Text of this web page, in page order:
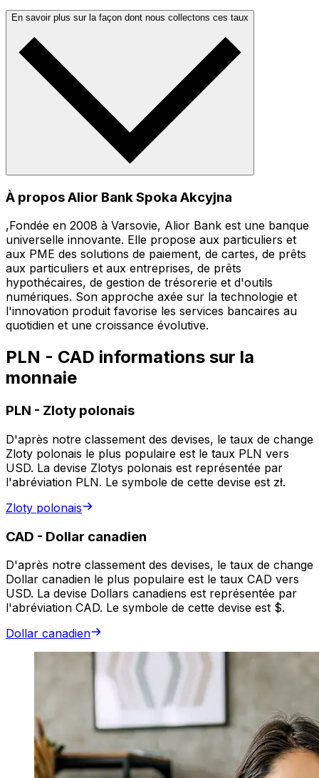
En savoir plus sur la façon dont nous collectons ces taux
À propos Alior Bank Spoka Akcyjna
,Fondée en 2008 à Varsovie, Alior Bank est une banque
universelle innovante. Elle propose aux particuliers et
aux PME des solutions de paiement, de cartes, de prêts
aux particuliers et aux entreprises, de prêts
hypothécaires, de gestion de trésorerie et d'outils
numériques. Son approche axée sur la technologie et
l'innovation produit favorise les services bancaires au
quotidien et une croissance évolutive.
PLN - CAD informations sur la
monnaie
PLN - Zloty polonais
D'après notre classement des devises, le taux de change
Zloty polonais le plus populaire est le taux PLN vers
USD. La devise Zlotys polonais est représentée par
l'abréviation PLN. Le symbole de cette devise est zł.
Zloty polonais
CAD - Dollar canadien
D'après notre classement des devises, le taux de change
Dollar canadien le plus populaire est le taux CAD vers
USD. La devise Dollars canadiens est représentée par
l'abréviation CAD. Le symbole de cette devise est $.
Dollar canadien